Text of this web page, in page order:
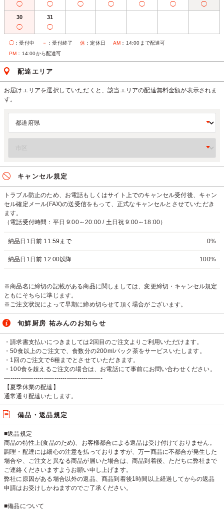
◯ ◯ ◯ ◯ ◯ ◯ ◯
30
◯
31
◯
◯ ：受付中 － ：受付終了 休 ：定休日 AM ：14:00まで配達可
PM ：14:00から配達可
配達エリア
お届けエリアを選択していただくと、該当エリアの配達無料金額が表示されま
す。
キャンセル規定
トラブル防止のため、お電話もしくはサイト上でのキャンセル受付後、キャン
セル確定メール(FAX)の送受信をもって、正式なキャンセルとさせていただき
ます。
（電話受付時間：平日 9:00～20:00 / 土日祝 9:00～18:00）
納品日1日前 11:59まで 0%
納品日1日前 12:00以降 100%
※商品名に締切の記載がある商品に関しましては、変更締切・キャンセル規定
ともにそちらに準じます。
※ご注文状況によって早期に締め切らせて頂く場合がございます。
旬鮮厨房 祐みんのお知らせ
・請求書支払いにつきましては2回目のご注文よりご利用いただけます。
・50食以上のご注文で、食数分の200mlパック茶をサービスいたします。
・1回のご注文で6種までとさせていただきます。
・100食を超えるご注文の場合は、お電話にて事前にお問い合わせください。
-----------------------------------------------
【夏季休業の配達】
通常通り配達いたします。
備品・返品規定
■返品規定
商品の特性上(食品のため)、お客様都合による返品は受け付けておりません。
調理・配達には細心の注意を払っておりますが、万一商品に不都合が発生した
場合や、ご注文と異なる商品が届いた場合は、商品到着後、ただちに弊社まで
ご連絡くださいますようお願い申し上げます。
弊社に原因がある場合以外の返品、商品到着後1時間以上経過してからの返品
申請はお受けしかねますのでご了承ください。
■備品について